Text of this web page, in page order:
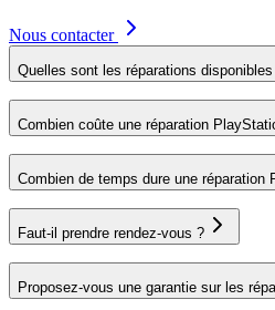
Nous contacter
Quelles sont les réparations
Combien coûte une réparation
Combien de temps dure une réparation
Faut-il prendre rendez-vous ?
Proposez-vous une garantie sur les